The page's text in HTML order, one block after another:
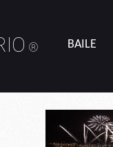
® BAILE